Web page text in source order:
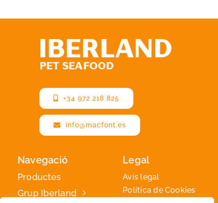
+34 972 218 825
info@macfont.es
Navegació
Productes
Grup Iberland
Legal
Avís legal
Política de Cookies